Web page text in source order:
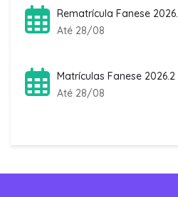
Rematrícula Fanese
Até 28/08
Matrículas Fanese 2026.2
Até 28/08